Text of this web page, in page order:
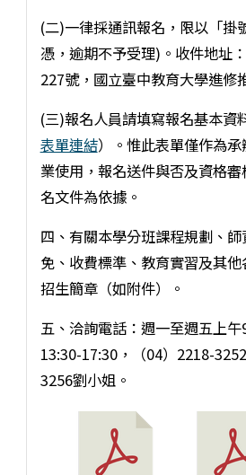
(二)一律採通訊報名，限以「掛
憑，逾期不予受理)。收件地址
227號，國立臺中教育大學進修
(三)報名人員請填寫報名基本資
表單連結）。惟此表單僅作為
業使用，報名送件與否及資格
名文件為依據。
四、有關本學分班課程規劃、
免、收費標準、教育實習及其
招生簡章（如附件）。
五、洽詢電話：週一至週五上
13:30-17:30，（04）2218-
3256劉小姐。